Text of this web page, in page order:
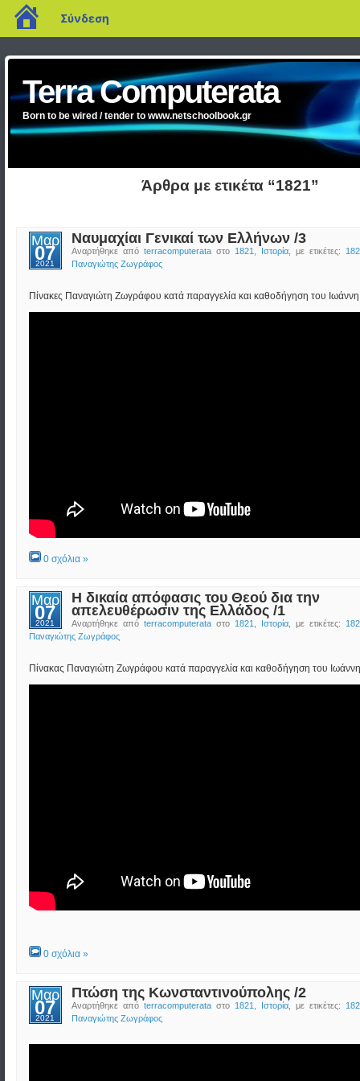
Terra Computerata
Born to be wired / tender to www.netschoolbook.gr
Άρθρα με ετικέτα “1821”
Μαρ
07
2021
Ναυμαχίαι Γενικαί των Ελλήνων /3
Αναρτήθηκε από terracomputerataστο 1821 Ιστορία, με ετικέτες:
Παναγιώτης Ζωγράφος
Πίνακες Παναγιώτη Ζωγράφου κατά παραγγελία και καθοδήγηση του
0 σχόλια »
Μαρ
07
2021
Η δικαία απόφασις του Θεού δια την
απελευθέρωσιν της Ελλάδος /1
Αναρτήθηκε από terracomputerataστο 1821 Ιστορία, με ετικέτες:
Παναγιώτης Ζωγράφος
Πίνακας Παναγιώτη Ζωγράφου κατά παραγγελία και καθοδήγηση του
0 σχόλια »
Μαρ
07
2021
Πτώση της Κωνσταντινούπολης /2
Αναρτήθηκε από terracomputerataστο 1821 Ιστορία, με ετικέτες:
Παναγιώτης Ζωγράφος
blogs.sch.gr
Σύνδεση